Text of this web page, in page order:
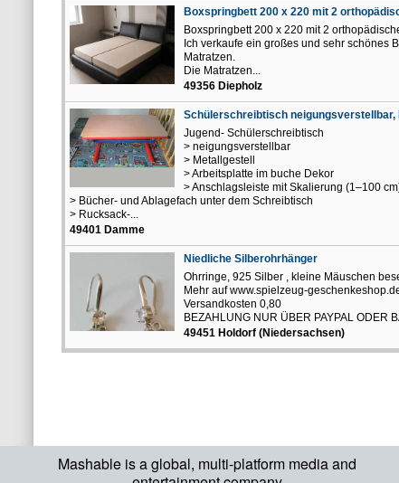
Mashable is a global, multi-platform media and
Boxspringbett 200 x 220 mit 2
Boxspringbett 200 x 220 mit 2
Ich verkaufe ein großes und sehr schönes
Matratzen.
Die Matratzen...
49356 Diepholz
Schülerschreibtisch neigungsverstellbar,
Jugend- Schülerschreibtisch
> neigungsverstellbar
> Metallgestell
> Arbeitsplatte im buche Dekor
> Anschlagsleiste mit Skalierung (1–100
> Bücher- und Ablagefach unter dem Schreibtisch
> Rucksack-...
49401 Damme
Niedliche Silberohrhänger
Ohrringe, 925 Silber , kleine Mäuschen
Mehr auf www.spielzeug-
Versandkosten 0,80
BEZAHLUNG NUR ÜBER PAYPAL ODER
49451 Holdorf (Niedersachsen)